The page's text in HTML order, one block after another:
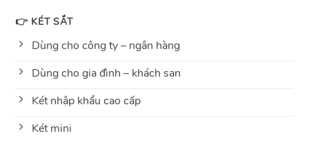
👉 KÉT SẮT
Dùng cho công ty – ngân hàng
Dùng cho gia đình – khách sạn
Két nhập khẩu cao cấp
Két mini